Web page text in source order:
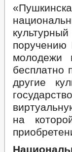
Федеральные
Публичные
Муниципальная
Муниципальные
Нормативно-
Стандарты
Правовые
Муниципальные
Правовые
Муниципальная
Сведения о
Муниципальный
Порядок
Информация о
Бюджет
поручению
молодежи
бесплатно
другие
на